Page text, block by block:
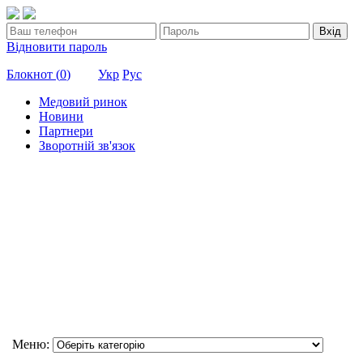
Вхід
Відновити пароль
Блокнот (0) Укр Рус
Медовий ринок
Новини
Партнери
Зворотній зв'язок
Меню: